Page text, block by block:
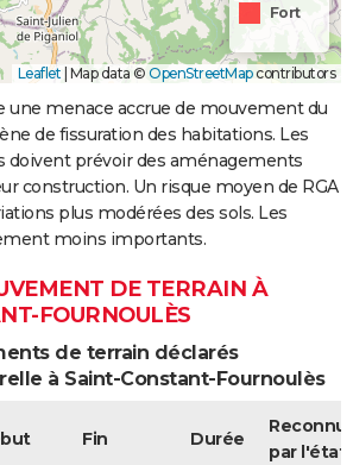
Fort
Leaflet Map data © OpenStreetMapcontributors
une menace accrue de mouvement du
de fissuration des habitations. Les
doivent prévoir des aménagements
construction. Un risque moyen de RGA
plus modérées des sols. Les
moins importants.
DE TERRAIN À
FOURNOULÈS
de terrain déclarés
à Saint-Constant-Fournoulès
Fin Durée
par l'état